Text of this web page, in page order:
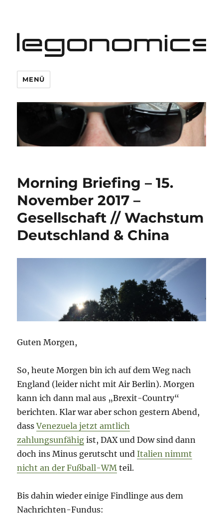
legonomics
MENÜ
Morning Briefing – 15.
November 2017 –
Gesellschaft // Wachstum
Deutschland & China
Guten Morgen,
So, heute Morgen bin ich auf dem Weg nach
England (leider nicht mit Air Berlin). Morgen
kann ich dann mal aus „Brexit-Country“
berichten. Klar war aber schon gestern Abend,
dassVenezuela jetzt amtlich
zahlungsunfähig ist, DAX und Dow sind dann
doch ins Minus gerutscht undItalien nimmt
nicht an der Fußball-WM teil.
Bis dahin wieder einige Findlinge aus dem
Nachrichten-Fundus: